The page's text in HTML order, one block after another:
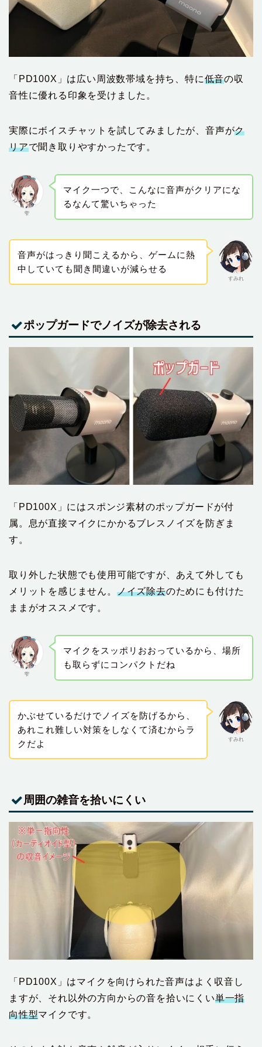
「PD100X」は広い周波数帯域を持ち、特に低音の収
音性に優れる印象を受けました。
実際にボイスチャットを試してみましたが、音声がク
リアで聞き取りやすかったです。
雫
マイク一つで、こんなに音声がクリアにな
るなんて驚いちゃった
すみれ
音声がはっきり聞こえるから、ゲームに熱
中していても聞き間違いが減らせる
ポップガードでノイズが除去される
「PD100X」にはスポンジ素材のポップガードが付
属。息が直接マイクにかかるブレスノイズを防ぎま
す。
取り外した状態でも使用可能ですが、あえて外しても
メリットを感じません。 ノイズ除去のためにも付けた
ままがオススメです。
雫
マイクをスッポリおおっているから、場所
も取らずにコンパクトだね
すみれ
かぶせているだけでノイズを防げるから、
あれこれ難しい対策をしなくて済むからラ
クだよ
周囲の雑音を拾いにくい
「PD100X」はマイクを向けられた音声はよく収音し
ますが、それ以外の方向からの音を拾いにくい単一指
向性型マイクです。